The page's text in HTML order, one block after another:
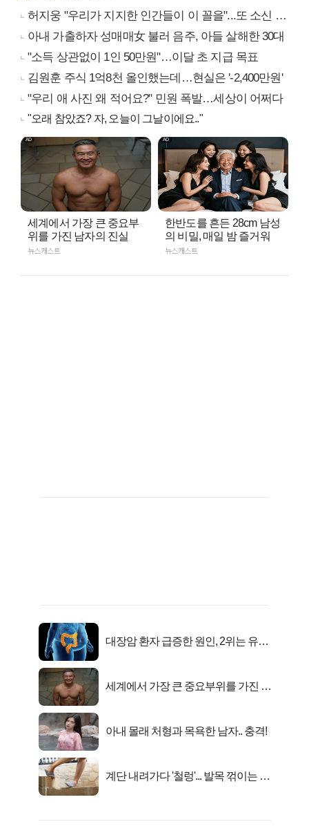
허지웅 "우리가 지지한 인간들이 이 꼴을"...또 소신 발언
아내 가출하자 성매매女 불러 음주, 아들 살해한 30대
"소득 상관없이 1인 50만원"…이달 초 지급 목표
김원훈 주식 1억8천 올인했는데…현실은 '-2,400만원'
"우리 애 사진 왜 적어요?" 민원 폭발…세상이 어쩌다
"오래 참았죠? 자, 오늘이 그날이에요.."
세계에서 가장 큰 중요부
위를 가진 남자의 진실
뉴스캐스트
한반도를 흔든 28cm 남성
의 비밀, 매일 밤 즐거워
뉴스캐스트
대장암 환자 급증한 원인, 2위는 유산
세계에서 가장 큰 중요부위를 가진 남
아내 몰래 처형과 목욕한 남자.. 충격!
계단 내려가다 '철렁'... 발목 꺾이는 이